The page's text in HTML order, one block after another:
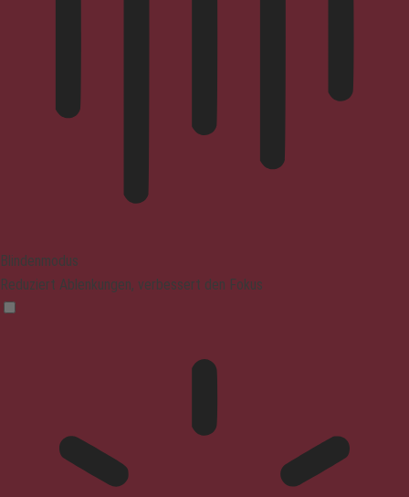
Blindenmodus
Reduziert Ablenkungen, verbessert den Fokus